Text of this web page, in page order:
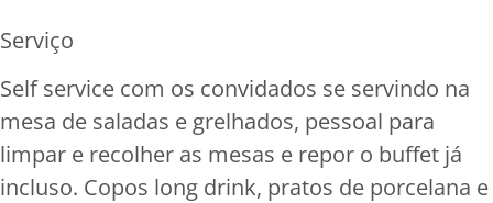
Serviço
Self service com os convidados se servindo na
mesa de saladas e grelhados, pessoal para
limpar e recolher as mesas e repor o buffet já
incluso. Copos long drink, pratos de porcelana e